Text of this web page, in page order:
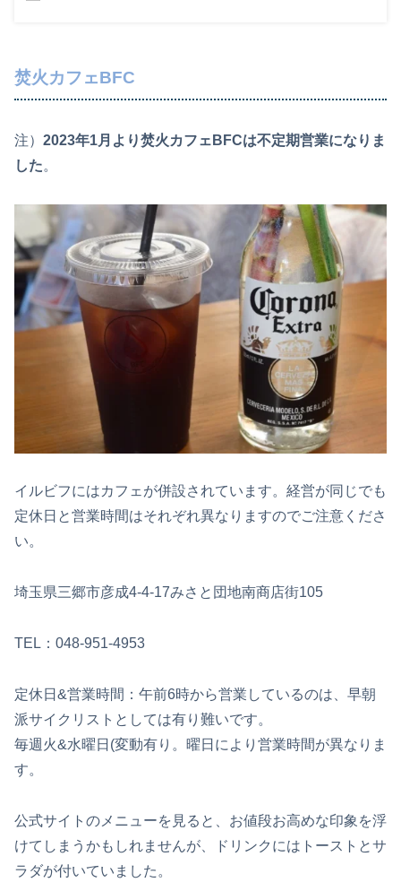
焚火カフェBFC
注） 2023年1月より焚火カフェBFCは不定期営業になりま
した。
イルビフにはカフェが併設されています。経営が同じでも
定休日と営業時間はそれぞれ異なりますのでご注意くださ
い。
埼玉県三郷市彦成4-4-17みさと団地南商店街105
TEL：048-951-4953
定休日&営業時間：午前6時から営業しているのは、早朝
派サイクリストとしては有り難いです。
毎週火&水曜日(変動有り。曜日により営業時間が異なりま
す。
公式サイトのメニューを見ると、お値段お高めな印象を浮
けてしまうかもしれませんが、ドリンクにはトーストとサ
ラダが付いていました。